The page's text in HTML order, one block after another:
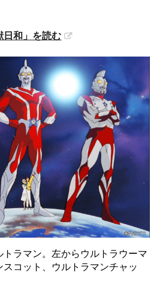
日和」を読む
ラマン。左からウルトラウーマ
コット、ウルトラマンチャッ